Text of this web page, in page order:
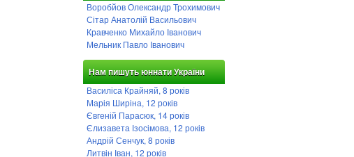
Воробйов Олександр Трохимович
Сітар Анатолій Васильович
Кравченко Михайло Іванович
Мельник Павло Іванович
Нам пишуть юннати України
Василіса Крайняй, 8 років
Марія Ширіна, 12 років
Євгеній Парасюк, 14 років
Єлизавета Ізосімова, 12 років
Андрій Сенчук, 8 років
Литвін Іван, 12 років